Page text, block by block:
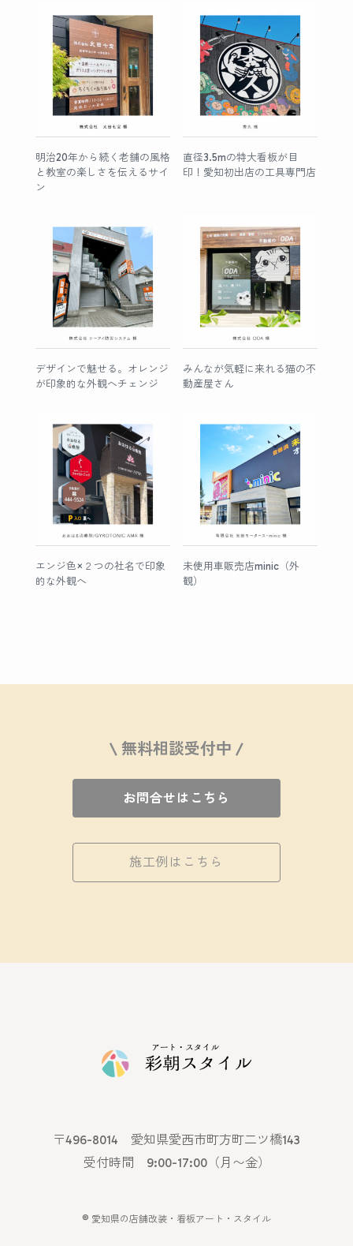
明治20年から続く老舗の風格
と教室の楽しさを伝えるサイ
ン
直径3.5mの特大看板が目
印！愛知初出店の工具専門店
デザインで魅せる。オレンジ
が印象的な外観へチェンジ
みんなが気軽に来れる猫の不
動産屋さん
エンジ色×２つの社名で印象
的な外観へ
未使用車販売店minic（外
観）
\ 無料相談受付中 /
お問合せはこちら
施工例はこちら
〒496-8014 愛知県愛西市町方町二ツ橋143
受付時間 9:00-17:00（月〜金）
© 愛知県の店舗改装・看板アート・スタイル